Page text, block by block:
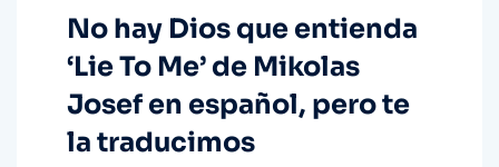
No hay Dios que entienda
‘Lie To Me’ de Mikolas
Josef en español, pero te
la traducimos